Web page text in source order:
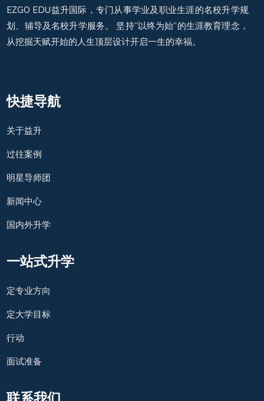
EZGO EDU益升国际，专门从事学业及职业生涯的名校升学规
划、辅导及名校升学服务。 坚持“以终为始”的生涯教育理念，
从挖掘天赋开始的人生顶层设计开启一生的幸福。
快捷导航
关于益升
过往案例
明星导师团
新闻中心
国内外升学
一站式升学
定专业方向
定大学目标
行动
面试准备